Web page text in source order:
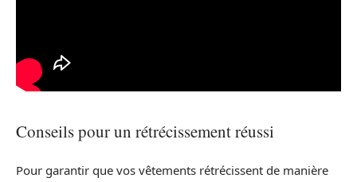
Conseils pour un rétrécissement réussi
Pour garantir que vos vêtements rétrécissent de manière